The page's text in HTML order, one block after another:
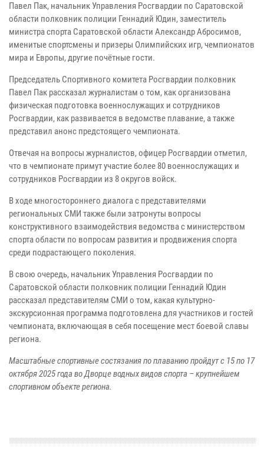
Павел Пак, начальник Управления Росгвардии по Саратовской
области полковник полиции Геннадий Юдин, заместитель
министра спорта Саратовской области Александр Абросимов,
именитые спортсмены и призеры Олимпийских игр, чемпионатов
мира и Европы, другие почётные гости.
Председатель Спортивного комитета Росгвардии полковник
Павел Пак рассказал журналистам о том, как организована
физическая подготовка военнослужащих и сотрудников
Росгвардии, как развивается в ведомстве плавание, а также
представил анонс предстоящего чемпионата.
Отвечая на вопросы журналистов, офицер Росгвардии отметил,
что в чемпионате примут участие более 80 военнослужащих и
сотрудников Росгвардии из 8 округов войск.
В ходе многостороннего диалога с представителями
региональных СМИ также были затронуты вопросы
конструктивного взаимодействия ведомства с министерством
спорта области по вопросам развития и продвижения спорта
среди подрастающего поколения.
В свою очередь, начальник Управления Росгвардии по
Саратовской области полковник полиции Геннадий Юдин
рассказал представителям СМИ о том, какая культурно-
экскурсионная программа подготовлена для участников и гостей
чемпионата, включающая в себя посещение мест боевой славы
региона.
Масштабные спортивные состязания по плаванию пройдут с 15 по 17
октября 2025 года во Дворце водных видов спорта – крупнейшем
спортивном объекте региона.